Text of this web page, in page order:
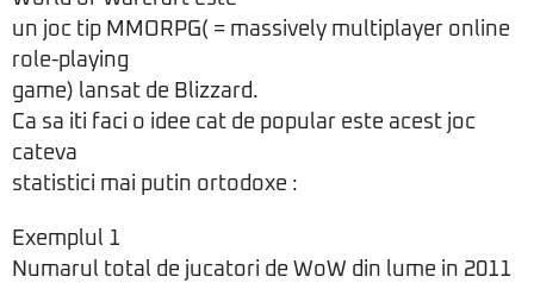
un joc tip MMORPG( = massively multiplayer online
role-playing
game) lansat de Blizzard.
Ca sa iti faci o idee cat de popular este acest joc
cateva
statistici mai putin ortodoxe :
Exemplul 1
Numarul total de jucatori de WoW din lume in 2011